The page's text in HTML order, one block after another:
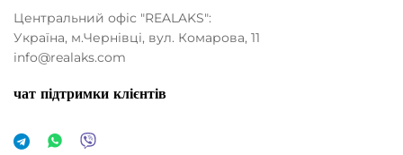
Центральний офіс "REALAKS":
Україна, м.Чернівці, вул. Комарова, 11
info@realaks.com
чат підтримки клієнтів